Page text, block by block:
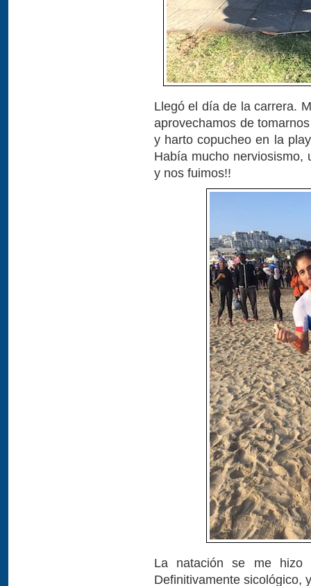
Llegó el día de la carrera.
aprovechamos de
y harto copucheo en la
Había mucho nerviosismo,
y nos fuimos!!
La natación se me hizo
Definitivamente sicológico,